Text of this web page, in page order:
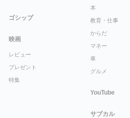
ゴシップ
映画
レビュー
プレゼント
特集
本
教育・仕事
からだ
マネー
車
グルメ
YouTube
サブカル